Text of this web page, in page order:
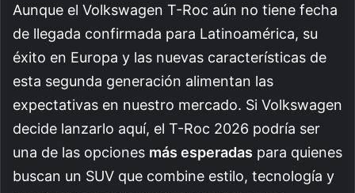
Aunque el Volkswagen T-Roc aún no tiene fecha
de llegada confirmada para Latinoamérica, su
éxito en Europa y las nuevas características de
esta segunda generación alimentan las
expectativas en nuestro mercado. Si Volkswagen
decide lanzarlo aquí, el T-Roc 2026 podría ser
una de las opciones más esperadas para quienes
buscan un SUV que combine estilo, tecnología y